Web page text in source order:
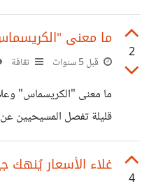
وتحضير أشهى الأطباق
والمطاعم لتقديم أشهى
في منازلهم بإعداد أنواع
دعنا نتعرف على بعض من
من أشهى الوجبات
الأميركي، هو طبق
2
ما معنى
قبل 5 سنوات ثقافة
ما معنى "الكريسماس"
قليلة تفصل المسيحيين عن
ميلاد عيسى أو ما يسمى
الأعياد المسيحية بعد عيد
4
غلاء الأسعار يُنهك